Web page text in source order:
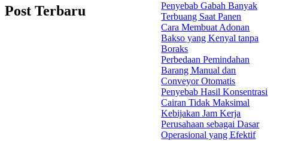
Post Terbaru
Penyebab Gabah Banyak
Terbuang Saat Panen
Cara Membuat Adonan
Bakso yang Kenyal tanpa
Boraks
Perbedaan Pemindahan
Barang Manual dan
Conveyor Otomatis
Penyebab Hasil Konsentrasi
Cairan Tidak Maksimal
Kebijakan Jam Kerja
Perusahaan sebagai Dasar
Operasional yang Efektif